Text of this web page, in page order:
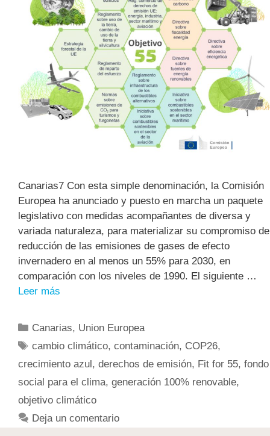
Canarias7 Con esta simple denominación, la Comisión
Europea ha anunciado y puesto en marcha un paquete
legislativo con medidas acompañantes de diversa y
variada naturaleza, para materializar su compromiso de
reducción de las emisiones de gases de efecto
invernadero en al menos un 55% para 2030, en
comparación con los niveles de 1990. El siguiente …
Leer más
Canarias, Union Europea
cambio climático,contaminación, COP26,
crecimiento azul, derechos de emisión, Fit for 55, fondo
social para el clima, generación 100% renovable,
objetivo climático
Deja un comentario